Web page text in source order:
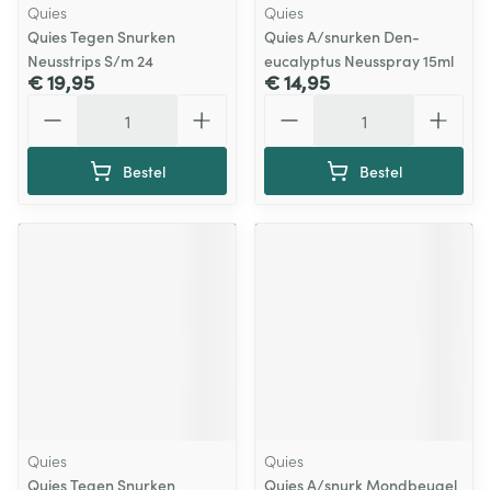
Quies
Quies Tegen Snurken
Neusstrips S/m 24
€ 19,95
Bestel
Quies
Quies A/snurken Den-
eucalyptus Neusspray 15ml
€ 14,95
Bestel
Quies
Quies Tegen Snurken
Quies
Quies A/snurk Mondbeugel